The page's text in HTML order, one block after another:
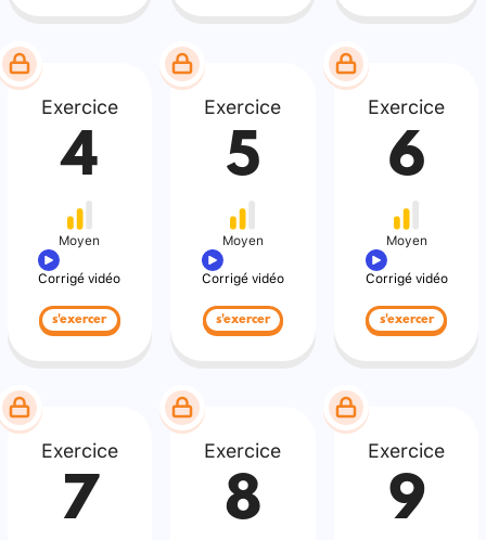
Exercice
4
Moyen
Corrigé vidéo
s'exercer
Exercice
5
Moyen
Corrigé vidéo
s'exercer
Exercice
6
Moyen
Corrigé vidéo
s'exercer
Exercice
7
Exercice
8
Exercice
9